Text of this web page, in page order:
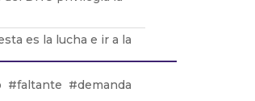
es la lucha e ir a la
jurídico que los
faltante demanda